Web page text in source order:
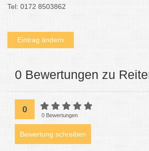
Tel: 0172 8503862
Eintrag ändern
0 Bewertungen zu
0
0 Bewertungen
Bewertung schreiben